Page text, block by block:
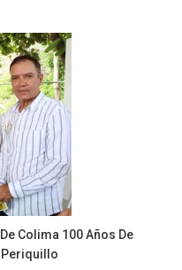
Colima 100 Años De
Periquillo